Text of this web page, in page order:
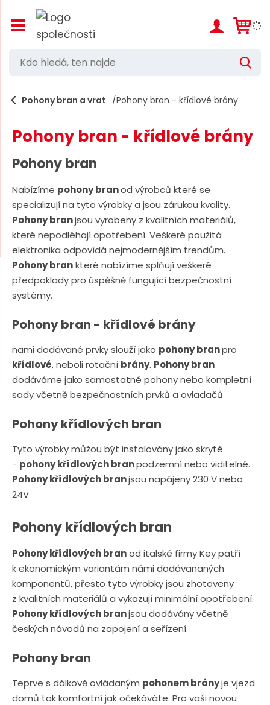
Z
o
t
/
ý
t
a
v
n
m
e
u
h
e
d
t
e
n
a
e
V
d
Pohony bran a vrat Pohony bran - křídlové brány
Pohony bran - křídlové brány
Pohony bran
Nabízíme pohony branod výrobců které se
specializují na tyto výrobky a jsou zárukou kvality.
Pohony branjsou vyrobeny z kvalitních materiálů,
které nepodléhají opotřebení. Veškeré použitá
elektronika odpovídá nejmodernějším trendům.
Pohony brankteré nabízíme splňují veškeré
předpoklady pro úspěšně fungující bezpečnostní
systémy.
Pohony bran - křídlové brány
nami dodávané prvky slouží jako pohony branpro
křídlové, neboli rotační brány. Pohony bran
dodáváme jako samostatné pohony nebo kompletní
sady včetně bezpečnostních prvků a ovladačů
Pohony křídlových bran
Tyto výrobky můžou být instalovány jako skryté
- pohony křídlových branpodzemní nebo viditelné.
Pohony křídlových branjsou napájeny 230 V nebo
24V
Pohony křídlových bran
Pohony křídlových branod italské firmy Key patří
k ekonomickým variantám námi dodávananých
komponentů, přesto tyto výrobky jsou zhotoveny
z kvalitních materiálů a vykazují minimální opotřebení.
Pohony křídlových branjsou dodávány včetně
českých návodů na zapojení a seřízení.
Pohony bran
Teprve s dálkově ovládaným pohonem brányje vjezd
domů tak komfortní jak očekáváte. Pro vaši novou